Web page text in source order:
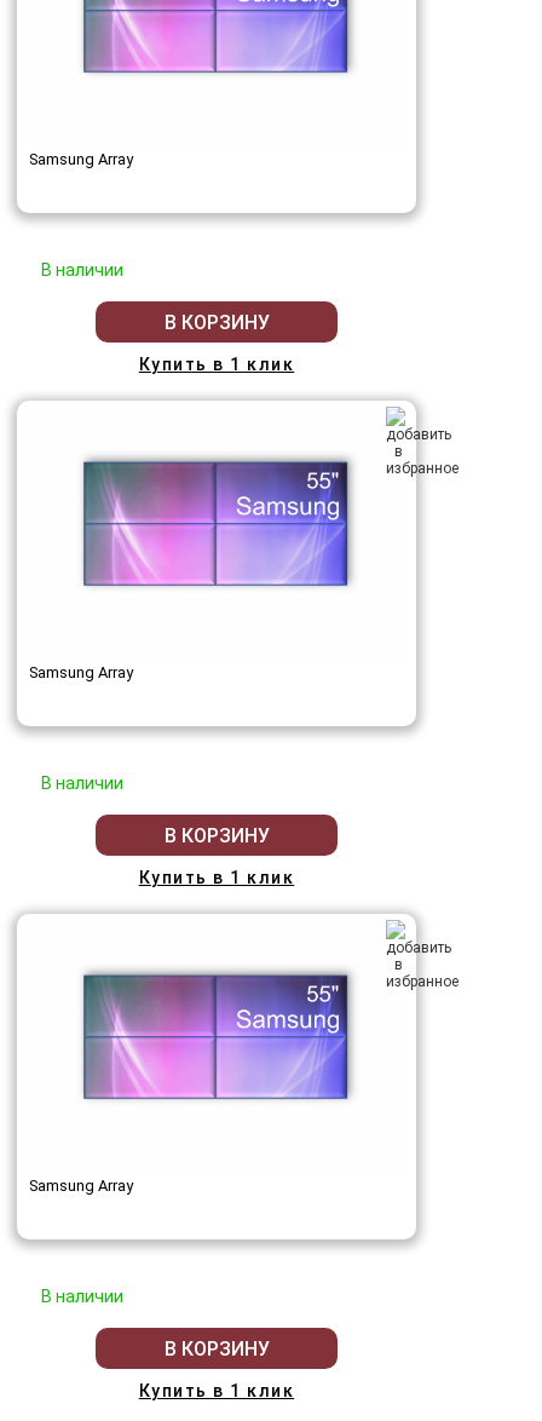
Samsung Array
В наличии
В КОРЗИНУ
Купить в 1 клик
Samsung Array
В наличии
В КОРЗИНУ
Купить в 1 клик
Samsung Array
В наличии
В КОРЗИНУ
Купить в 1 клик